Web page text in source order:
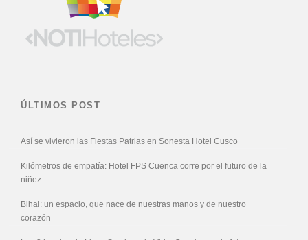
ÚLTIMOS POST
Así se vivieron las Fiestas Patrias en Sonesta Hotel Cusco
Kilómetros de empatía: Hotel FPS Cuenca corre por el futuro de la
niñez
Bihai: un espacio, que nace de nuestras manos y de nuestro
corazón